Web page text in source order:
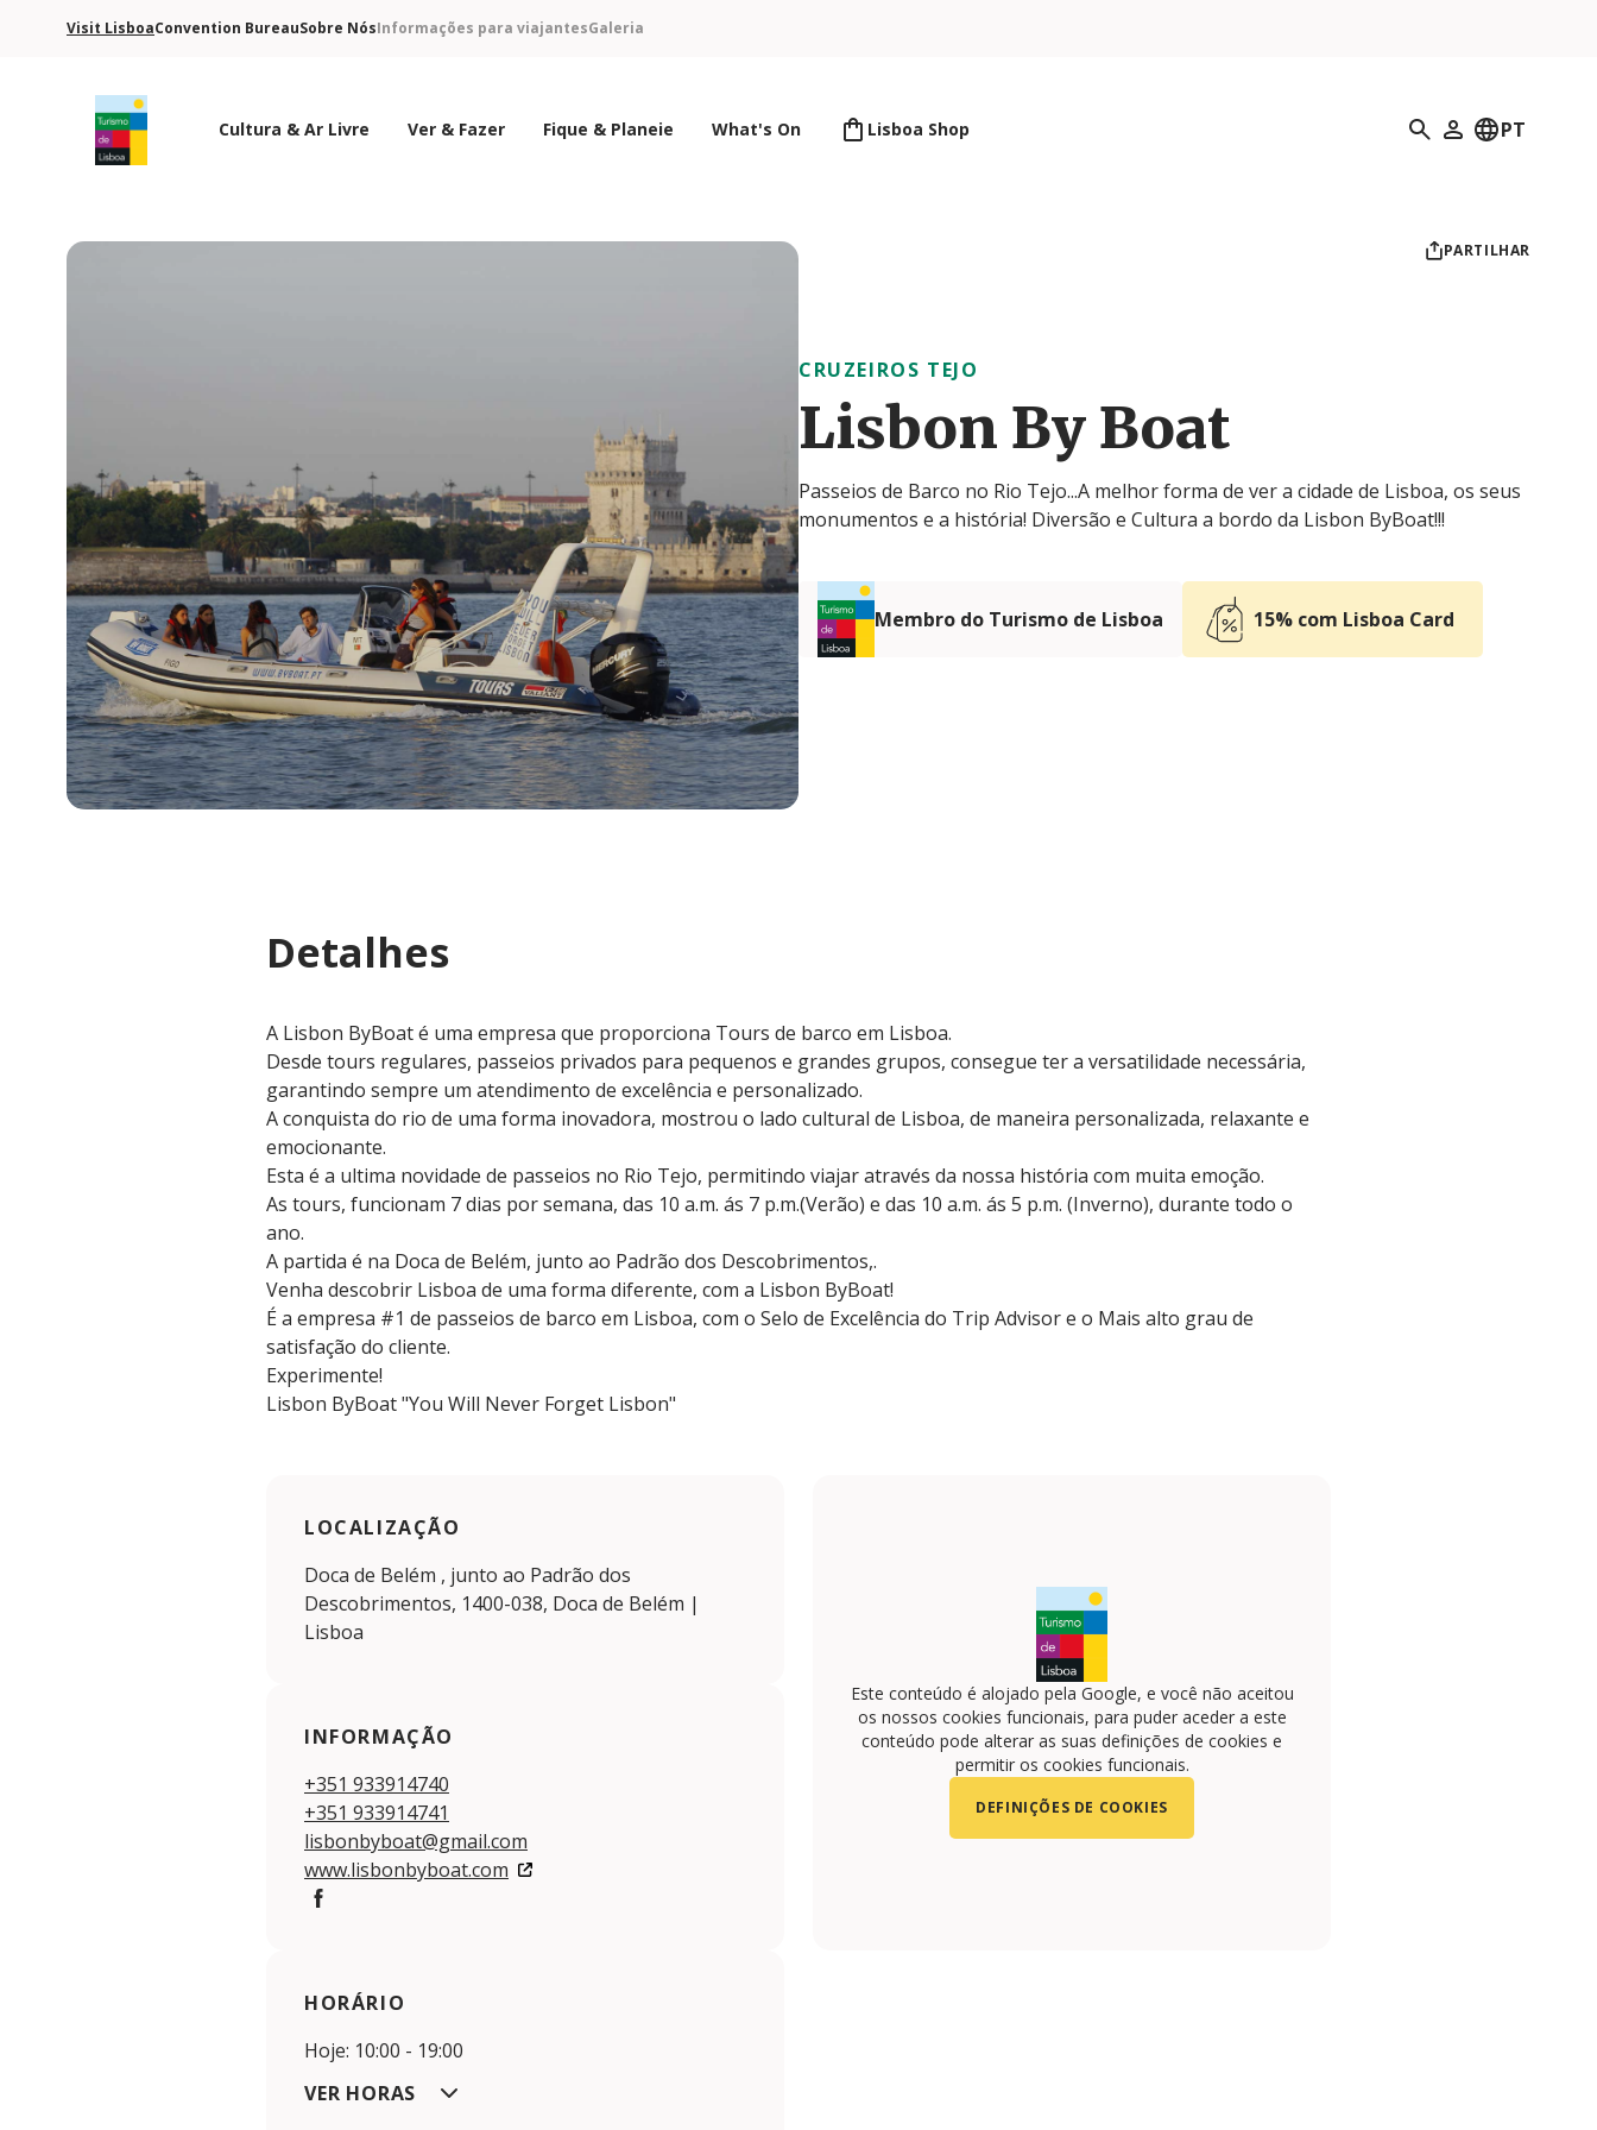
Visit LisboaConvention BureauSobre NósInformações para viajantesGaleria
Cultura & Ar Livre Ver & Fazer Fique & Planeie What's On Lisboa Shop Pesquisar
O meu perfil
PT
PARTILHAR
CRUZEIROS TEJO
Lisbon By Boat
Passeios de Barco no Rio Tejo...A melhor forma de ver a cidade de Lisboa, os seus
monumentos e a história! Diversão e Cultura a bordo da Lisbon ByBoat!!!
Membro do Turismo de Lisboa 15% com Lisboa Card
Detalhes
A Lisbon ByBoat é uma empresa que proporciona Tours de barco em Lisboa.
Desde tours regulares, passeios privados para pequenos e grandes grupos, consegue ter a versatilidade necessária,
garantindo sempre um atendimento de excelência e personalizado.
A conquista do rio de uma forma inovadora, mostrou o lado cultural de Lisboa, de maneira personalizada, relaxante e
emocionante.
Esta é a ultima novidade de passeios no Rio Tejo, permitindo viajar através da nossa história com muita emoção.
As tours, funcionam 7 dias por semana, das 10 a.m. ás 7 p.m.(Verão) e das 10 a.m. ás 5 p.m. (Inverno), durante todo o
ano.
A partida é na Doca de Belém, junto ao Padrão dos Descobrimentos,.
Venha descobrir Lisboa de uma forma diferente, com a Lisbon ByBoat!
É a empresa #1 de passeios de barco em Lisboa, com o Selo de Excelência do Trip Advisor e o Mais alto grau de
satisfação do cliente.
Experimente!
Lisbon ByBoat "You Will Never Forget Lisbon"
LOCALIZAÇÃO
Doca de Belém , junto ao Padrão dos
Descobrimentos, 1400-038, Doca de Belém |
Lisboa
INFORMAÇÃO
+351 933914740
+351 933914741
lisbonbyboat@gmail.com
www.lisbonbyboat.com
Este conteúdo é alojado pela Google, e você não aceitou
os nossos cookies funcionais, para puder aceder a este
conteúdo pode alterar as suas definições de cookies e
permitir os cookies funcionais.
DEFINIÇÕES DE COOKIES
HORÁRIO
Hoje: 10:00 - 19:00
VER HORAS